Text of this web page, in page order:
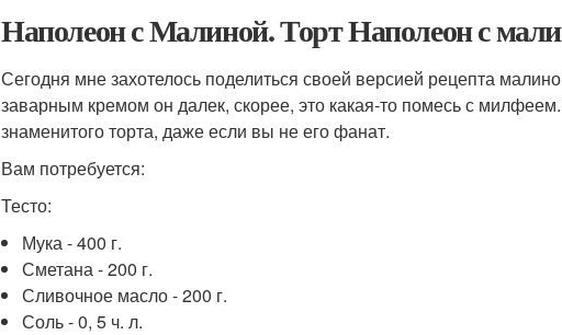
Наполеон с Малиной. Торт Наполеон с
Сегодня мне захотелось поделиться своей версией рецепта
заварным кремом он далек, скорее, это какая-то помесь с
знаменитого торта, даже если вы не его фанат.
Вам потребуется:
Тесто:
Мука - 400 г.
Сметана - 200 г.
Сливочное масло - 200 г.
Соль - 0, 5 ч. л.